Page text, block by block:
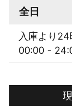
全日
入庫より
00:00 -